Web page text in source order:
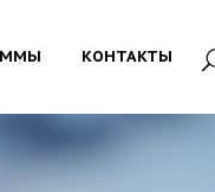
КОНТАКТЫ